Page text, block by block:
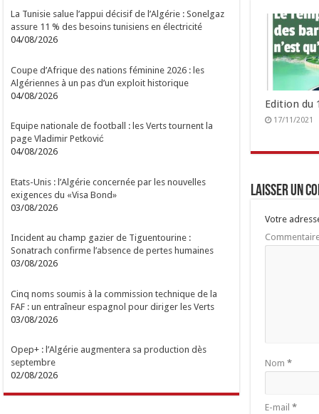
Edition du
17/11/2021
Laisser un
Votre
Nom *
E-mail *
La Tunisie salue l’appui décisif de l’Algérie : Sonelgaz
assure 11 % des besoins tunisiens en électricité
04/08/2026
Coupe d’Afrique des nations féminine 2026 : les
Algériennes à un pas d’un exploit historique
04/08/2026
Equipe nationale de football : les Verts tournent la
page Vladimir Petković
04/08/2026
Etats-Unis : l’Algérie concernée par les nouvelles
exigences du «Visa Bond»
03/08/2026
Incident au champ gazier de Tiguentourine :
Sonatrach confirme l’absence de pertes humaines
03/08/2026
Cinq noms soumis à la commission technique de la
FAF : un entraîneur espagnol pour diriger les Verts
03/08/2026
Opep+ : l’Algérie augmentera sa production dès
septembre
02/08/2026